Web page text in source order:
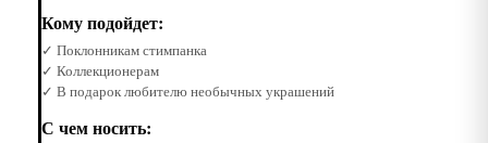
Кому подойдет:
✓ Поклонникам стимпанка
✓ Коллекционерам
✓ В подарок любителю необычных украшений
С чем носить: